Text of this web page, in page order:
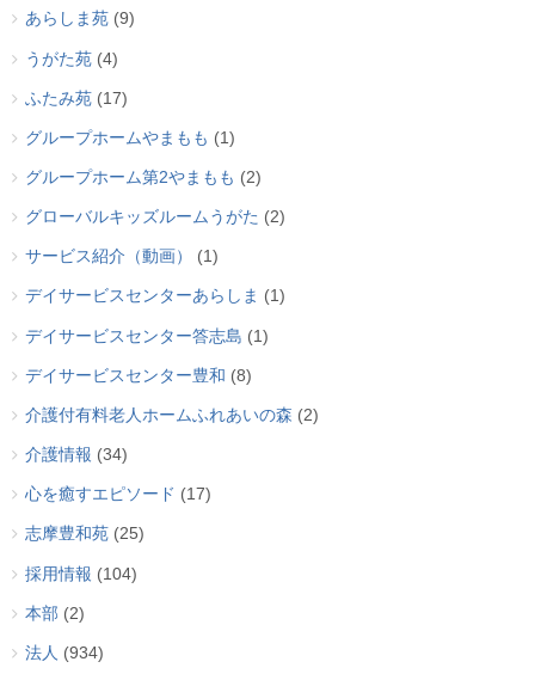
あらしま苑 (9)
うがた苑 (4)
ふたみ苑 (17)
グループホームやまもも (1)
グループホーム第2やまもも (2)
グローバルキッズルームうがた (2)
サービス紹介（動画） (1)
デイサービスセンターあらしま (1)
デイサービスセンター答志島 (1)
デイサービスセンター豊和 (8)
介護付有料老人ホームふれあいの森 (2)
介護情報 (34)
心を癒すエピソード (17)
志摩豊和苑 (25)
採用情報 (104)
本部 (2)
法人 (934)